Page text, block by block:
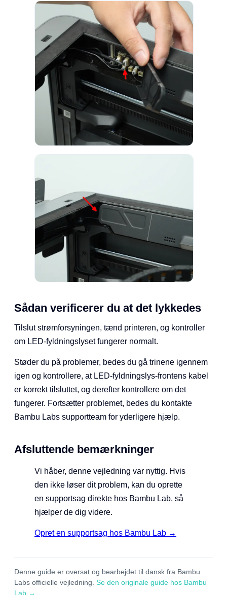
Sådan verificerer du at det lykkedes
Tilslut strømforsyningen, tænd printeren, og kontroller
om LED-fyldningslyset fungerer normalt.
Støder du på problemer, bedes du gå trinene igennem
igen og kontrollere, at LED-fyldningslys-frontens kabel
er korrekt tilsluttet, og derefter kontrollere om det
fungerer. Fortsætter problemet, bedes du kontakte
Bambu Labs supportteam for yderligere hjælp.
Afsluttende bemærkninger
Vi håber, denne vejledning var nyttig. Hvis
den ikke løser dit problem, kan du oprette
en supportsag direkte hos Bambu Lab, så
hjælper de dig videre.
Opret en supportsag hos Bambu Lab →
Denne guide er oversat og bearbejdet til dansk fra Bambu
Labs officielle vejledning. Se den originale guide hos Bambu
Lab →